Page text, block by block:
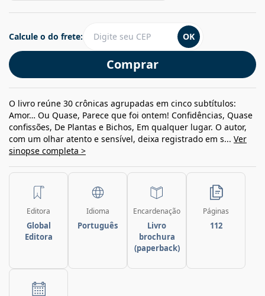
Comprar
Calcule o do frete: OK
O livro reúne 30 crônicas agrupadas em cinco subtítulos:
Amor… Ou Quase, Parece que foi ontem! Confidências, Quase
confissões, De Plantas e Bichos, Em qualquer lugar. O autor,
com um olhar atento e sensível, deixa registrado em s... Ver
sinopse completa >
Editora
Global
Editora
Idioma
Português
Encardenação
Livro
brochura
(paperback)
Páginas
112